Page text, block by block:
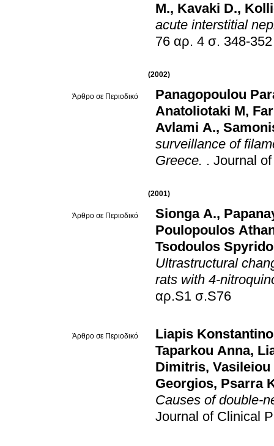
M., Kavaki D.,
acute interstitial
76 αρ. 4 σ. 348-352
(2002)
Άρθρο σε Περιοδικό
Panagopoulou
Anatoliotaki M,
Avlami A.,
surveillance of
Greece. . Journal
(2001)
Άρθρο σε Περιοδικό Sionga A.,
Poulopoulos
Tsodoulos
Ultrastructural
rats with 4-
αρ.S1 σ.S76
Άρθρο σε Περιοδικό
Liapis
Taparkou Anna,
Dimitris,
Georgios, Psarra
Causes of double-
Journal of Clinical